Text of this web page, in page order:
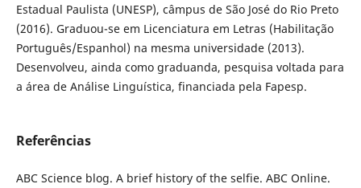
Estadual Paulista (UNESP), câmpus de São José do Rio Preto
(2016). Graduou-se em Licenciatura em Letras (Habilitação
Português/Espanhol) na mesma universidade (2013).
Desenvolveu, ainda como graduanda, pesquisa voltada para
a área de Análise Linguística, financiada pela Fapesp.
Referências
ABC Science blog. A brief history of the selfie. ABC Online.